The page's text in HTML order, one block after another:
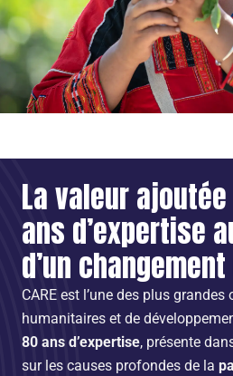
La valeur ajoutée
ans d’expertise
d’un
CARE est l’une des plus
humanitaires et de
80 ans d’expertise, présente
sur les causes profondes de la